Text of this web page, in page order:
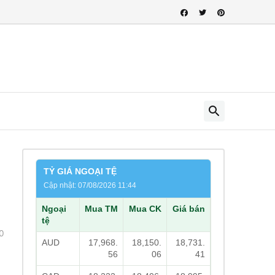
TỶ GIÁ NGOẠI TỆ
Cập nhật: 07/08/2026 11:44
Ngoại
tệ
Mua TM Mua CK Giá bán
AUD
17,968.
56
18,150.
06
18,731.
41